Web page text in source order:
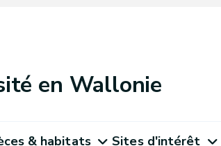
en Wallonie
& habitats Sites d'intérêt